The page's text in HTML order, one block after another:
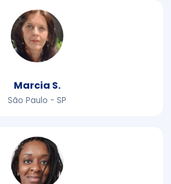
Marcia S.
São Paulo - SP